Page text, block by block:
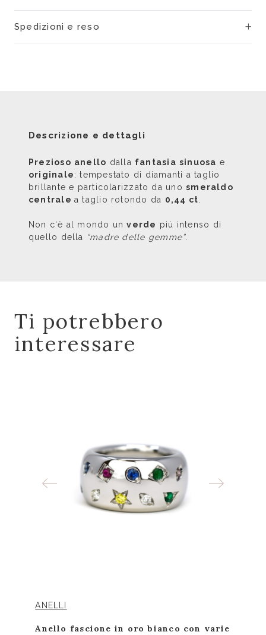
Spedizioni e reso
Descrizione e dettagli
Prezioso anello dalla fantasia sinuosa e
originale: tempestato di diamanti a taglio
brillante e particolarizzato da unosmeraldo
centralea taglio rotondo da 0,44 ct
Non c‘è al mondo unverde più intenso di
quello della
“madre delle gemme”.
Ti potrebbero
interessare
ANELLI
Anello fascione in oro bianco con varie